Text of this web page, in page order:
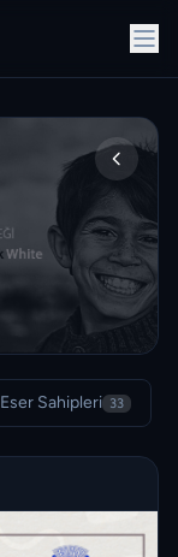
Eser Sahipleri 33